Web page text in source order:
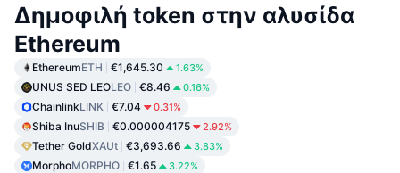
Δημοφιλή token στην αλυσίδα
Ethereum
EthereumETH €1,645.30 1.63%
UNUS SED LEOLEO €8.46 0.16%
ChainlinkLINK €7.04 0.31%
Shiba InuSHIB €0.000004175 2.92%
Tether GoldXAUt €3,693.66 3.83%
MorphoMORPHO €1.65 3.22%